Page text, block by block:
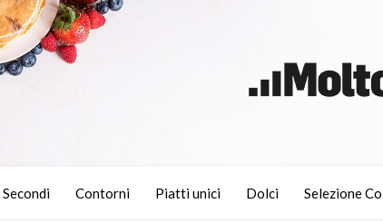
Secondi Contorni Piatti unici Dolci Selezione